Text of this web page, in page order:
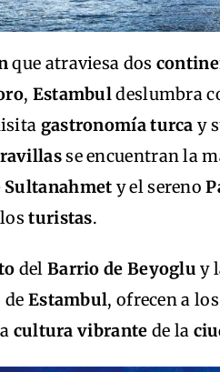
que atraviesa dos
, Estambuldeslumbra
gastronomíaturca y
se encuentran la
Sultanahmet y el sereno
turistas.
del Barrio de Beyoglu y
de Estambul, ofrecen a
cultura vibrante de la